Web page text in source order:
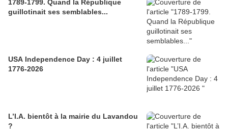
1789-1799. Quand la République
guillotinait ses semblables...
USA Independence Day : 4 juillet
1776-2026
L’I.A. bientôt à la mairie du Lavandou
?